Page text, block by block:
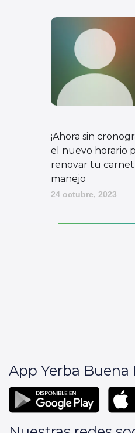
¡Ahora sin
el nuevo horario
renovar tu
manejo
24 octubre, 2023
App Yerba Buena